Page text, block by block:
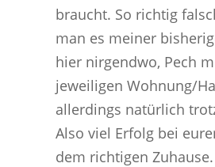
braucht. So richtig
man es meiner
hier nirgendwo, Pech
jeweiligen Wohnung/
allerdings natürlich
Also viel Erfolg bei
dem richtigen